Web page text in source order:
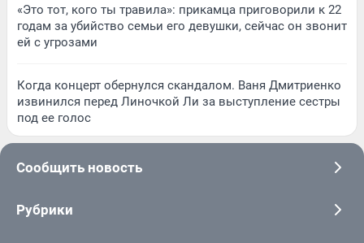
«Это тот, кого ты травила»: прикамца приговорили к 22
годам за убийство семьи его девушки, сейчас он звонит
ей с угрозами
Когда концерт обернулся скандалом. Ваня Дмитриенко
извинился перед Линочкой Ли за выступление сестры
под ее голос
Сообщить новость
Рубрики